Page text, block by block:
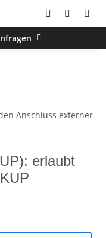
erlaubt